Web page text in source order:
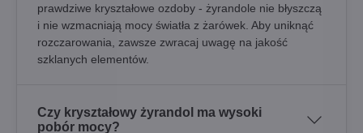
prawdziwe kryształowe ozdoby - żyrandole nie błyszczą
i nie wzmacniają mocy światła z żarówek. Aby uniknąć
rozczarowania, zawsze zwracaj uwagę na jakość
szklanych elementów.
Czy kryształowy żyrandol ma wysoki
pobór mocy?